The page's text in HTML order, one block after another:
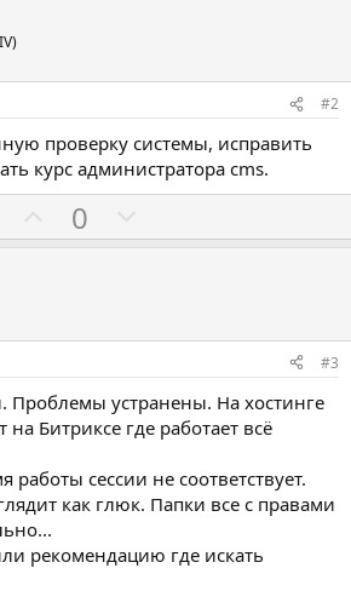
#2
проверку системы, исправить
курс администратора cms.
а
0
р
и
#3
Проблемы устранены. На хостинге
Битриксе где работает всё
работы сессии не соответствует.
как глюк. Папки все с правами
рекомендацию где искать